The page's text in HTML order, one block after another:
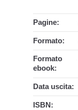
Pagine:
Formato:
Formato
ebook:
Data uscita:
ISBN: